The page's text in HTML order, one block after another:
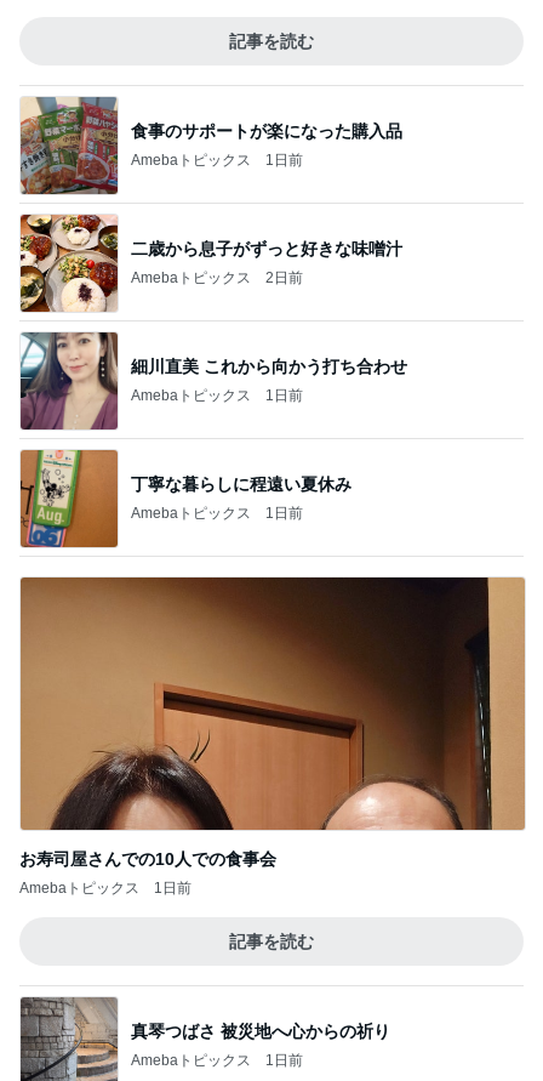
記事を読む
食事のサポートが楽になった購入品
Amebaトピックス 1日前
二歳から息子がずっと好きな味噌汁
Amebaトピックス 2日前
細川直美 これから向かう打ち合わせ
Amebaトピックス 1日前
丁寧な暮らしに程遠い夏休み
Amebaトピックス 1日前
お寿司屋さんでの10人での食事会
Amebaトピックス 1日前
記事を読む
真琴つばさ 被災地へ心からの祈り
Amebaトピックス 1日前